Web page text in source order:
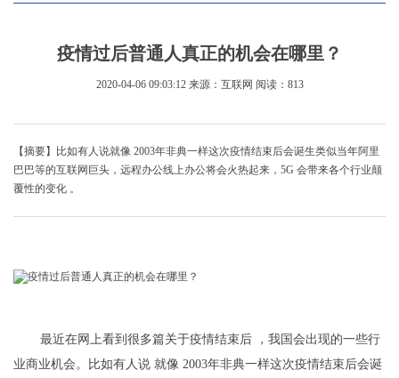
疫情过后普通人真正的机会在哪里？
2020-04-06 09:03:12 来源：互联网 阅读：813
【摘要】比如有人说就像 2003年非典一样这次疫情结束后会诞生类似当年阿里
巴巴等的互联网巨头，远程办公线上办公将会火热起来，5G 会带来各个行业颠
覆性的变化 。
最近在网上看到很多篇关于疫情结束后 ，我国会出现的一些行
业商业机会。比如有人说 就像 2003年非典一样这次疫情结束后会诞